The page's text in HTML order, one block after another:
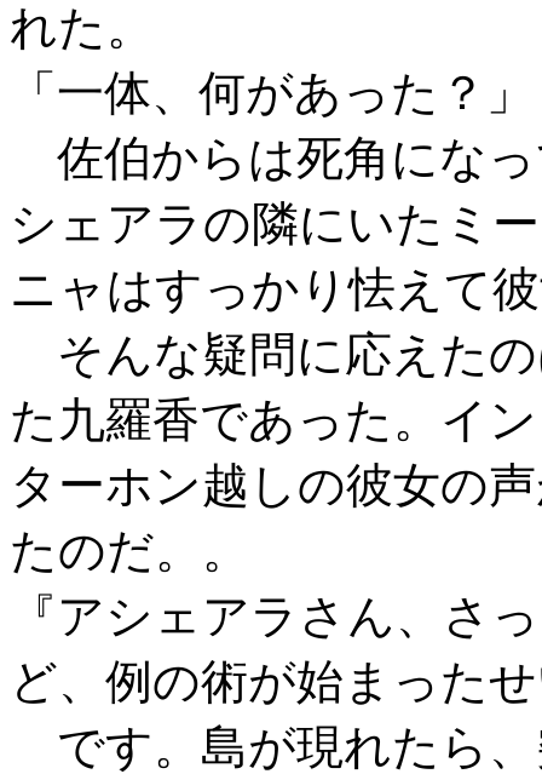
れた。
「一体、何があった？」
佐伯からは死角にな
シェアラの隣にいたミー
ニャはすっかり怯えて
そんな疑問に応えた
た九羅香であった。イン
ターホン越しの彼女の
たのだ。。
『アシェアラさん、さ
ど、例の術が始まった
です。島が現れたら